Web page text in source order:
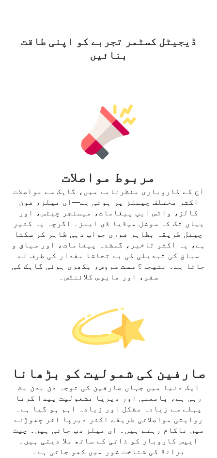
ڈیجیٹل کسٹمر تجربے کو اپنی طاقت
بنائیں
مربوط مواصلات
آج کے کاروباری منظرنامے میں، گاہک سے مواصلات
اکثر مختلف چینلز پر ہوتی ہے—ای میلز، فون
کالز، واٹس ایپ پیغامات، میسنجر چیٹس، اور
یہاں تک کہ سوشل میڈیا ڈی ایمز۔ اگرچہ یہ کثیر
چینل طریقہ بظاہر فوری جواب دہی ظاہر کر سکتا
ہے، یہ اکثر تاخیر، گمشدہ پیغامات، اور سیاق و
سباق کی تبدیلی کی بے تحاشا مقدار کی طرف لے
جاتا ہے۔ نتیجہ؟ سست سروس، بکھری ہوئی گاہک کی
سفر، اور مایوس کلائنٹس۔
صارفین کی شمولیت کو بڑھانا
ایک دنیا میں جہاں صارفین کی توجہ دن بدن بٹ
رہی ہے، بامعنی اور دیرپا مشغولیت پیدا کرنا
پہلے سے زیادہ مشکل اور زیادہ اہم ہو گیا ہے۔
روایتی مواصلاتی طریقے اکثر دیرپا اثر چھوڑنے
میں ناکام رہتے ہیں۔ ای میلز دب جاتی ہیں۔ چیٹ
ایپس کاروبار کو ذاتی کے ساتھ ملا دیتی ہیں۔
برانڈ کی شناخت شور میں کھو جاتی ہے۔